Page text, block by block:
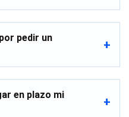
pedir un
en plazo mi